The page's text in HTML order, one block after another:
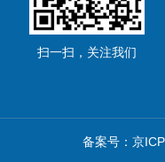
扫一扫，关注我们
备案号：京